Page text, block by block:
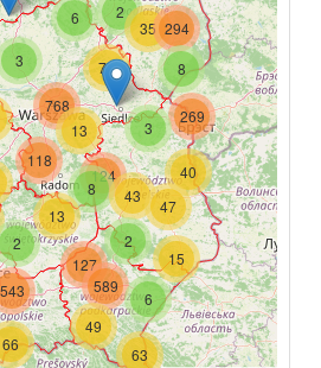
6
3
13
118
77
768
3
8
269
2
35 294
8
13
15
40
47
43
124
66
543
2
49
6
127
63
589
2